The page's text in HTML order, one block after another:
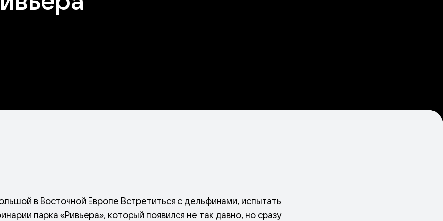
в Восточной Европе Встретиться с дельфинами, испытать
парка «Ривьера», который появился не так давно, но сразу